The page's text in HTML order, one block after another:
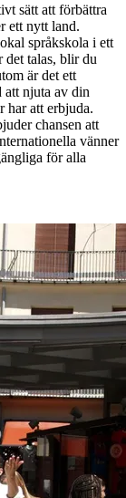
sätt att förbättra
ett nytt land.
språkskola i ett
det talas, blir du
är det ett
att njuta av din
har att erbjuda.
chansen att
vänner
för alla